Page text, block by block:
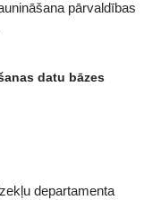
pārvaldības
datu bāzes
departamenta